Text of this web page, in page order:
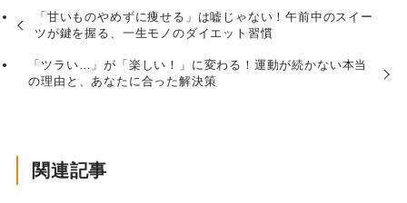
「甘いものやめずに痩せる」は嘘じゃない！午前中のスイー
ツが鍵を握る、一生モノのダイエット習慣
「ツラい…」が「楽しい！」に変わる！運動が続かない本当
の理由と、あなたに合った解決策
関連記事